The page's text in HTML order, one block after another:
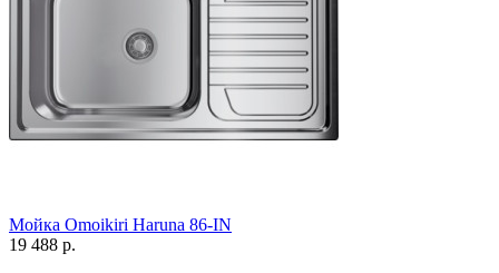
Мойка Omoikiri Haruna 86-IN
19 488 р.